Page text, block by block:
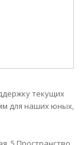
текущих
для наших юных,